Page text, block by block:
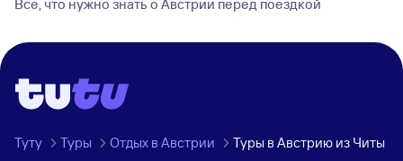
Все, что нужно знать о Австрии перед поездкой
Туту Туры Отдых в Австрии Туры в Австрию из Читы